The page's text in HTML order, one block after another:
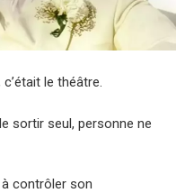
le théâtre.
sortir seul, personne ne
à contrôler son